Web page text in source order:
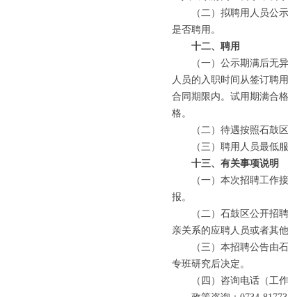
（二）拟聘用人员公示
是否聘用。
十二、聘用
（一）公示期满后无异
人员的入职时间从签订聘
合同期限内。试用期满合
格。
（二）待遇按照石鼓区
（三）聘用人员最低服
十三、有关事项说明
（一）本次招聘工作接
报。
（二）石鼓区公开招聘
亲关系的应聘人员或者其
（三）本招聘公告由石
专班研究后决定。
（四）咨询电话（工作